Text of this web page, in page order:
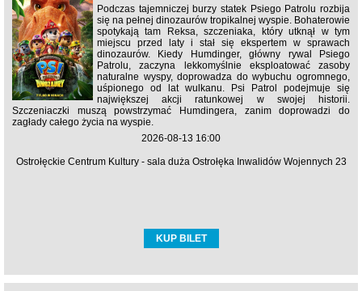
Podczas tajemniczej burzy statek Psiego Patrolu rozbija
się na pełnej dinozaurów tropikalnej wyspie. Bohaterowie
spotykają tam Reksa, szczeniaka, który utknął w tym
miejscu przed laty i stał się ekspertem w sprawach
dinozaurów. Kiedy Humdinger, główny rywal Psiego
Patrolu, zaczyna lekkomyślnie eksploatować zasoby
naturalne wyspy, doprowadza do wybuchu ogromnego,
uśpionego od lat wulkanu. Psi Patrol podejmuje się
największej akcji ratunkowej w swojej historii.
Szczeniaczki muszą powstrzymać Humdingera, zanim doprowadzi do
zagłady całego życia na wyspie.
2026-08-13 16:00
Ostrołęckie Centrum Kultury - sala duża Ostrołęka Inwalidów Wojennych 23
KUP BILET